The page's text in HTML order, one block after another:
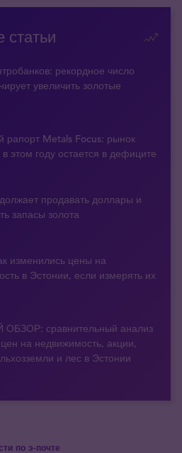
рекордное число
увеличить золотые
рапорт Metals Focus: рынок
этом году остается в дефиците
продавать доллары и
запасы золота
изменились цены на
в Эстонии, если измерять их
сравнительный анализ
на недвижимость, акции,
и лес в Эстонии
по э-почте